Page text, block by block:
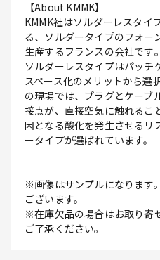
【About KMMK】
KMMK社はソルダーレスタイ
る、ソルダータイプのフォー
生産するフランスの会社です｡
ソルダーレスタイプはパッチ
スペース化のメリットから選
の現場では、プラグとケーブ
接点が、直接空気に触れるこ
因となる酸化を発生させるリ
ータイプが選ばれています。
※画像はサンプルになります
ございます。
※在庫欠品の場合はお取り寄
ご了承ください。